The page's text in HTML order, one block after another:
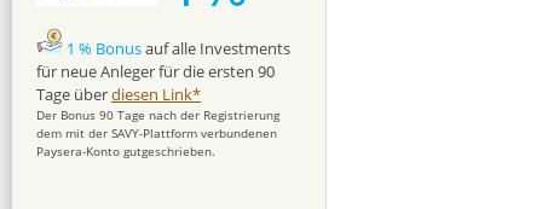
1 % Bonusauf alle Investments
für neue Anleger für die ersten 90
Tage überdiesen Link*
Der Bonus 90 Tage nach der Registrierung
dem mit der SAVY-Plattform verbundenen
Paysera-Konto gutgeschrieben.